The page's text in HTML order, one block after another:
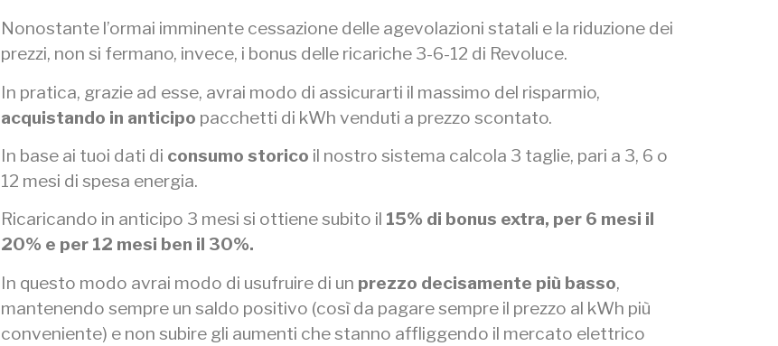
Nonostante l’ormai imminente cessazione delle agevolazioni statali e la riduzione dei
prezzi, non si fermano, invece, i bonus delle ricariche 3-6-12 di Revoluce.
In pratica, grazie ad esse, avrai modo di assicurarti il massimo del risparmio,
acquistando in anticipo pacchetti di kWh venduti a prezzo scontato.
In base ai tuoi dati di consumo storico il nostro sistema calcola 3 taglie, pari a 3, 6 o
12 mesi di spesa energia.
Ricaricando in anticipo 3 mesi si ottiene subito il 15% di bonus extra, per 6 mesi il
20% e per 12 mesi ben il 30%.
In questo modo avrai modo di usufruire di un prezzo decisamente più basso,
mantenendo sempre un saldo positivo (così da pagare sempre il prezzo al kWh più
conveniente) e non subire gli aumenti che stanno affliggendo il mercato elettrico